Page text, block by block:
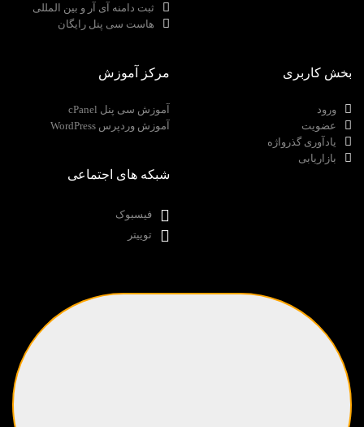
ثبت دامنه آی آر و بین المللی
هاست سی پنل رایگان
بخش کاربری
ورود
عضویت
یادآوری گذرواژه
بازاریابی
مرکز آموزش
آموزش سی پنل cPanel
آموزش وردپرس WordPress
شبکه های اجتماعی
فیسبوک
توییتر